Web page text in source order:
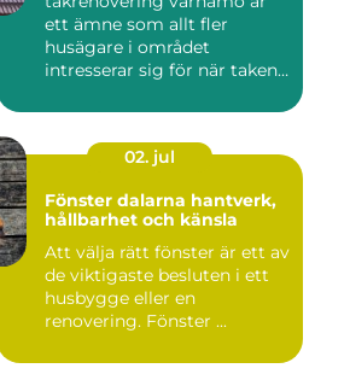
ett ämne som allt fler
husägare i området
intresserar sig för när taken
02. jul
Fönster dalarna hantverk,
hållbarhet och känsla
Att välja rätt fönster är ett av
de viktigaste besluten i ett
husbygge eller en
renovering. Fönster ...